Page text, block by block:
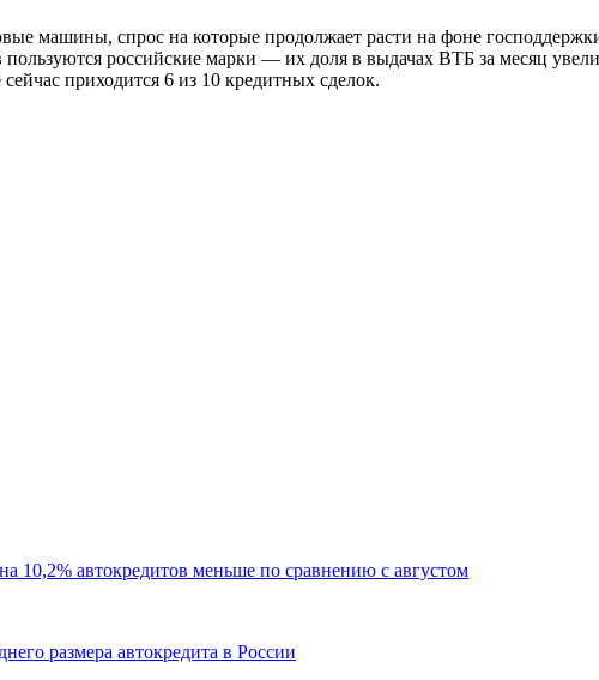
машины, спрос на которые продолжает расти на фоне
российские марки — их доля в выдачах ВТБ за месяц
приходится 6 из 10 кредитных сделок.
10,2% автокредитов меньше по сравнению с августом
размера автокредита в России